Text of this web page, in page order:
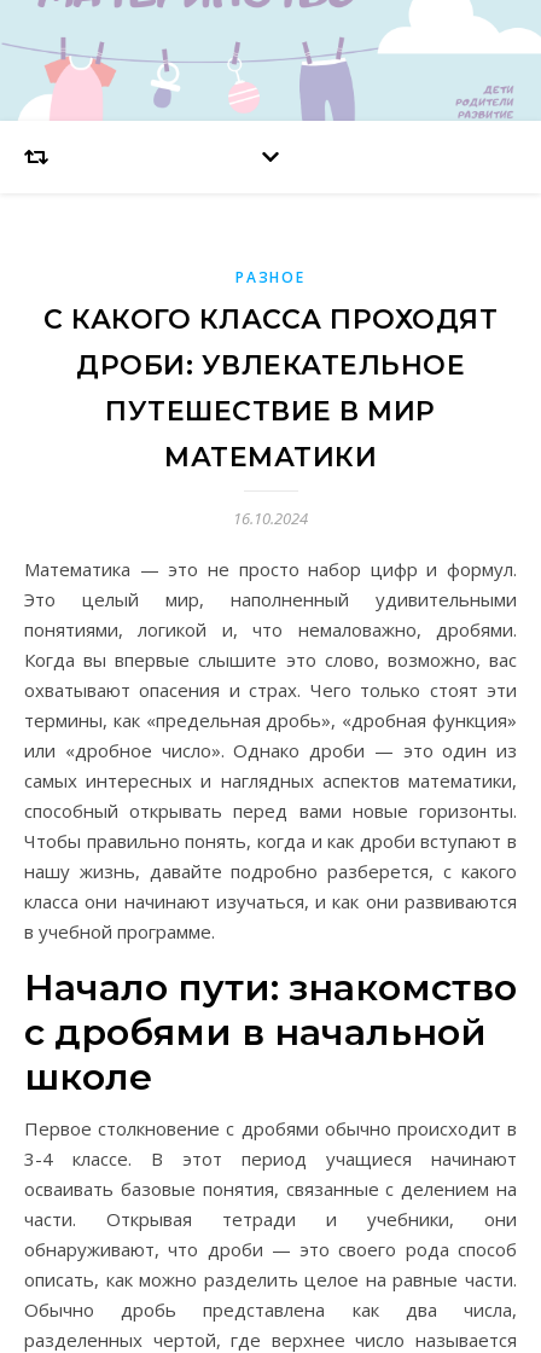
РАЗНОЕ
С КАКОГО КЛАССА ПРОХОДЯТ
ДРОБИ: УВЛЕКАТЕЛЬНОЕ
ПУТЕШЕСТВИЕ В МИР
МАТЕМАТИКИ
16.10.2024
Математика — это не просто набор цифр и формул.
Это целый мир, наполненный удивительными
понятиями, логикой и, что немаловажно, дробями.
Когда вы впервые слышите это слово, возможно, вас
охватывают опасения и страх. Чего только стоят эти
термины, как «предельная дробь», «дробная функция»
или «дробное число». Однако дроби — это один из
самых интересных и наглядных аспектов математики,
способный открывать перед вами новые горизонты.
Чтобы правильно понять, когда и как дроби вступают в
нашу жизнь, давайте подробно разберется, с какого
класса они начинают изучаться, и как они развиваются
в учебной программе.
Начало пути: знакомство
с дробями в начальной
школе
Первое столкновение с дробями обычно происходит в
3-4 классе. В этот период учащиеся начинают
осваивать базовые понятия, связанные с делением на
части. Открывая тетради и учебники, они
обнаруживают, что дроби — это своего рода способ
описать, как можно разделить целое на равные части.
Обычно дробь представлена как два числа,
разделенных чертой, где верхнее число называется